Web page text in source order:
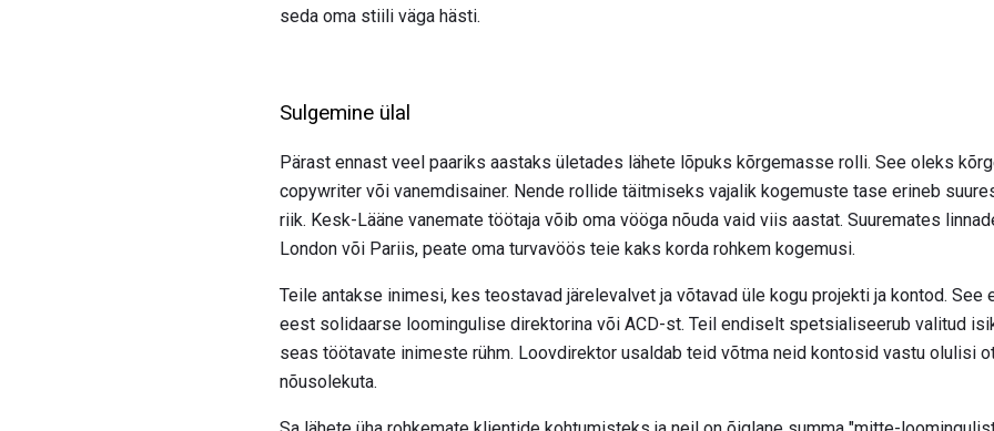
seda oma stiili väga hästi.
Sulgemine ülal
Pärast ennast veel paariks aastaks ületades lähete lõpuks kõrgemasse rolli. See oleks
copywriter või vanemdisainer. Nende rollide täitmiseks vajalik kogemuste tase erineb
riik. Kesk-Lääne vanemate töötaja võib oma vööga nõuda vaid viis aastat. Suuremates
London või Pariis, peate oma turvavöös teie kaks korda rohkem kogemusi.
Teile antakse inimesi, kes teostavad järelevalvet ja võtavad üle kogu projekti ja kontod.
eest solidaarse loomingulise direktorina või ACD-st. Teil endiselt spetsialiseerub valitud
seas töötavate inimeste rühm. Loovdirektor usaldab teid võtma neid kontosid vastu olulisi
nõusolekuta.